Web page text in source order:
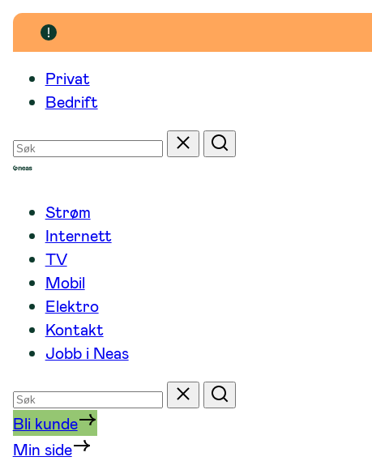
Hopp
Privat
Bedrift
Søk
etter
Tilbakestill
Søk
Strøm
Internett
TV
Mobil
Elektro
Kontakt
Jobb i Neas
Søk
etter
Tilbakestill
Søk
Bli kunde
Min side